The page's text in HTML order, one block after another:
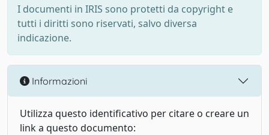
I documenti in IRIS sono protetti da copyright e
tutti i diritti sono riservati, salvo diversa
indicazione.
Informazioni
Utilizza questo identificativo per citare o creare un
link a questo documento: